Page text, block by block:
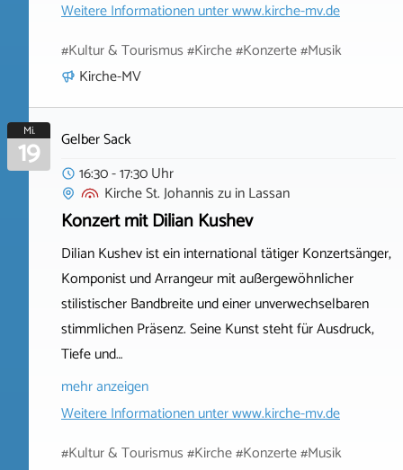
Weitere Informationen unterwww.kirche-mv.de
#Kultur & Tourismus #Kirche #Konzerte #Musik
Kirche-MV
Mi.
19
Gelber Sack
16:30 - 17:30 Uhr
Kirche St. Johannis zuinLassan
Konzert mit Dilian Kushev
Dilian Kushev ist ein international tätiger Konzertsänger,
Komponist und Arrangeur mit außergewöhnlicher
stilistischer Bandbreite und einer unverwechselbaren
stimmlichen Präsenz. Seine Kunst steht für Ausdruck,
Tiefe und…
mehr anzeigen
Weitere Informationen unterwww.kirche-mv.de
#Kultur & Tourismus #Kirche #Konzerte #Musik